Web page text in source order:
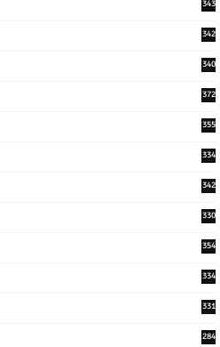
343
342
340
372
355
334
342
330
354
334
331
284